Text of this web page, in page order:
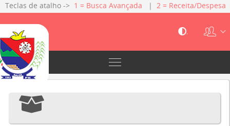
Teclas de atalho -> 1 = Busca Avançada | 2 = Receita/Despesa
|3 = Gestão Fiscal|4 = Servidores|5 = Licitações|6 =
Contratos
.